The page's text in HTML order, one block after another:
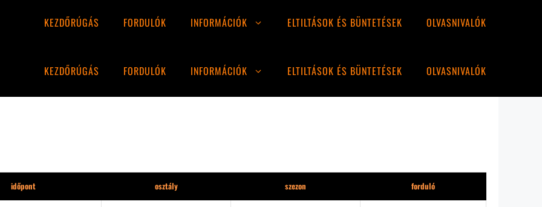
KEZDŐRÚGÁS FORDULÓK INFORMÁCIÓK ELTILTÁSOK ÉS BÜNTETÉSEK OLVASNIVALÓK
KEZDŐRÚGÁS FORDULÓK INFORMÁCIÓK ELTILTÁSOK ÉS BÜNTETÉSEK OLVASNIVALÓK
időpont osztály szezon forduló